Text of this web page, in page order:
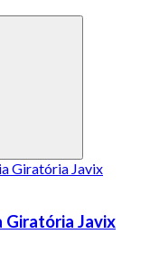
Giratória Javix